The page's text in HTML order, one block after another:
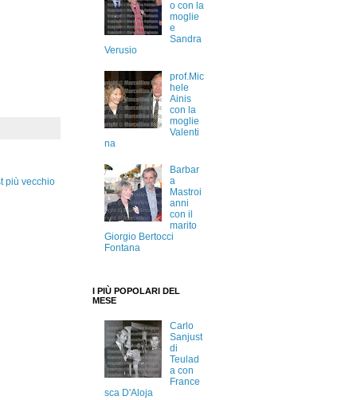
più vecchio
o con la
moglie
e
Sandra
Verusio
prof.Mic
hele
Ainis
con la
moglie
Valenti
na
Barbar
a
Mastroi
anni
con il
marito
Giorgio Bertocci
Fontana
I PIÙ POPOLARI DEL
MESE
Carlo
Sanjust
di
Teulad
a con
France
sca D'Aloja